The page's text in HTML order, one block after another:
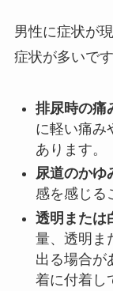
男性に症状が
症状が多いです
排尿時の痛
に軽い痛み
あります。
尿道のかゆ
感を感じる
透明または
量、透明ま
出る場合が
着に付着し